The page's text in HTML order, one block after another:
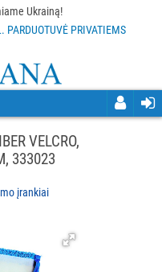
Ukrainą!
PARDUOTUVĖ PRIVATIEMS
VELCRO,
333023
įrankiai